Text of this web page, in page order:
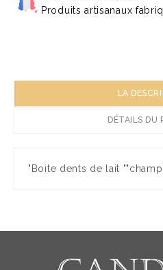
Produits artisanaux
LA
DÉTAILS DU
"Boite dents de lait